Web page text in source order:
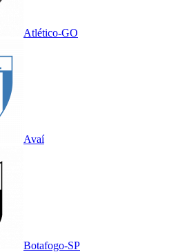
Atlético-GO
Avaí
Botafogo-SP